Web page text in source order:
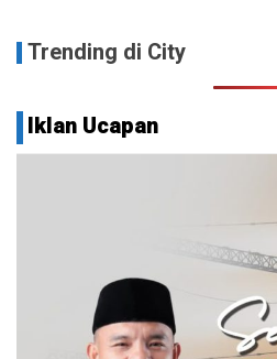
Trending di City
Iklan Ucapan